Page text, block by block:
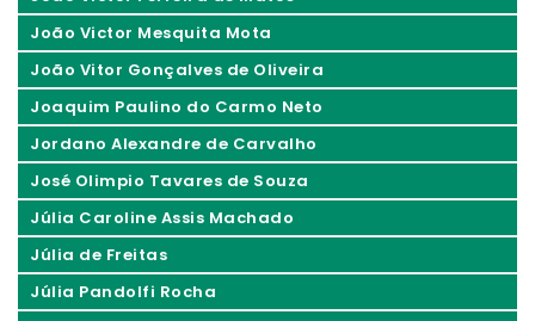
João Victor Mesquita Mota
João Vitor Gonçalves de Oliveira
Joaquim Paulino do Carmo Neto
Jordano Alexandre de Carvalho
José Olimpio Tavares de Souza
Júlia Caroline Assis Machado
Júlia de Freitas
Júlia Pandolfi Rocha